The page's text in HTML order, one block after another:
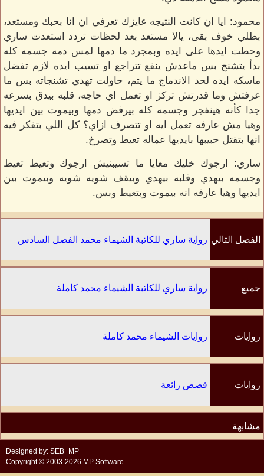
محمود: ايا ان كانت النتيجه عايزك تعرفي ان انا بحبك ومستعد،
بطلي خوف بقى، يالا مستعد بعد لحظات تردد استعدت ساري
وحطت ايدها على ايده وبمجرد ما دمها لمس دمه جسمه كله
بدأ يتشنج بس ماعدش ينفع تتراجع او تسيب ايده لازم تفضل
ماسكه ايده لحد الاندماج ما يتم، حاولت تهدي تشنجاته بس ما
عرفتش وما قدرتش تركز او تعمل اي حاجه، قلبه بيدق بسرعه
جدا كأنه هينفجر وجسمه كله بيرفض دمها وبيموت بين ايديها
وهيا مش عارفه تعمل ايه او تتصرف ازاي؟ كل اللي بتفكر فيه
انها بتقتل حبيبها بايديها عماله تعيط وتصرخ.
ساري: ارجوك خليك معايا ما تسيبنيش ارجوك وتعيط تعيط
وجسمه بيهدي وقلبه بيهدي وبيقف شويه شويه وبيموت بين
ايديها وهيا عارفه انه بيموت وبتعيط وبس.
الفصل التالي رواية ساري للكاتبة الشيماء محمد الفصل السادس
جميع رواية ساري للكاتبة الشيماء محمد كاملة
روايات روايات الشيماء محمد كاملة
روايات
مشابهة
قصص رائعة
Designed by: SEB_MP
Copyright © 2003-2026 MP Software